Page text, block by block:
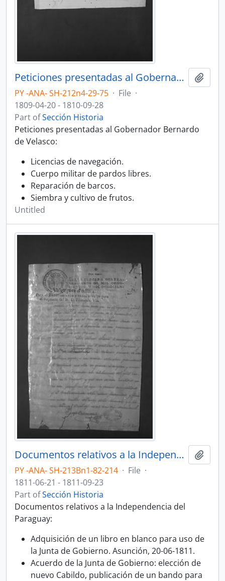
Peticiones presentadas al Gobernador Bernardo de Velasco.
PY -ANA- SH-212n4-29-75 · File ·
1809-04-20 - 1810-09-28
Part ofSección Historia
Peticiones presentadas al Gobernador Bernardo
de Velasco:
Licencias de navegación.
Cuerpo militar de pardos libres.
Reparación de barcos.
Siembra y cultivo de frutos.
Untitled
Documentos relativos a la Independencia del Paraguay.
PY -ANA- SH-213Bn1-82-214 · File ·
1811-06-21 - 1811-09-23
Part ofSección Historia
Documentos relativos a la Independencia del
Paraguay:
Adquisición de un libro en blanco para uso de
la Junta de Gobierno. Asunción, 20-06-1811.
Acuerdo de la Junta de Gobierno: elección de
nuevo Cabildo, publicación de un bando para